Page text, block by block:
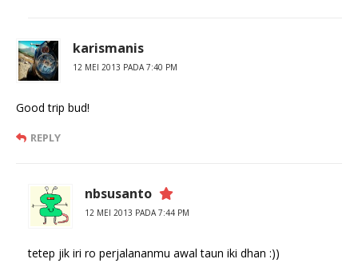
karismanis
12 MEI 2013 PADA 7:40 PM
Good trip bud!
REPLY
nbsusanto
12 MEI 2013 PADA 7:44 PM
tetep jik iri ro perjalananmu awal taun iki dhan :))